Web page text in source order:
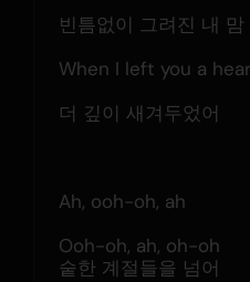
빈틈없이 그려진 내 맘
When I left you a
더 깊이 새겨두었어
Ah, ooh-oh, ah
Ooh-oh, ah, oh-oh
숱한 계절들을 넘어